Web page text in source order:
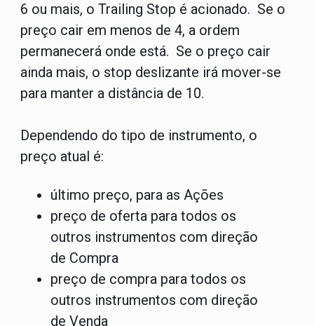
6 ou mais, o Trailing Stop é acionado. Se o
preço cair em menos de 4, a ordem
permanecerá onde está. Se o preço cair
ainda mais, o stop deslizante irá mover-se
para manter a distância de 10.
Dependendo do tipo de instrumento, o
preço atual é:
último preço, para as Ações
preço de oferta para todos os
outros instrumentos com direção
de Compra
preço de compra para todos os
outros instrumentos com direção
de Venda